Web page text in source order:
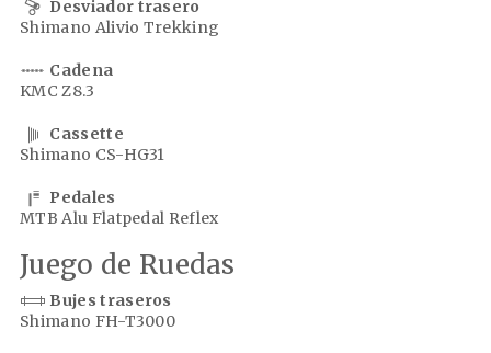
Desviador trasero
Shimano Alivio Trekking
Cadena
KMC Z8.3
Cassette
Shimano CS-HG31
Pedales
MTB Alu Flatpedal Reflex
Juego de Ruedas
Bujes traseros
Shimano FH-T3000